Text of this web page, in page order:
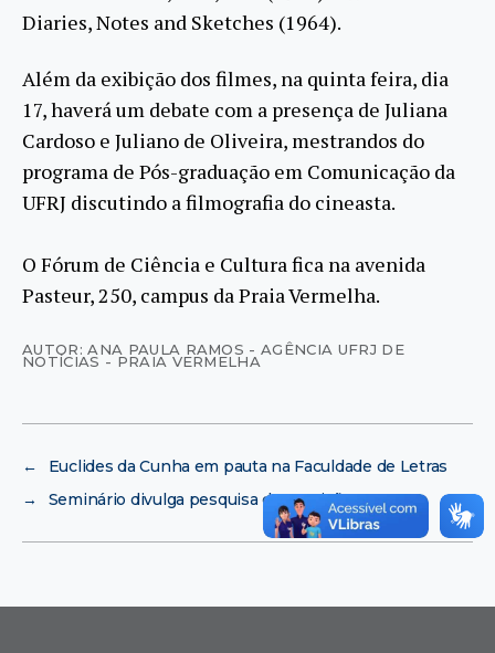
Diaries, Notes and Sketches (1964).
Além da exibição dos filmes, na quinta feira, dia
17, haverá um debate com a presença de Juliana
Cardoso e Juliano de Oliveira, mestrandos do
programa de Pós-graduação em Comunicação da
UFRJ discutindo a filmografia do cineasta.
O Fórum de Ciência e Cultura fica na avenida
Pasteur, 250, campus da Praia Vermelha.
AUTOR: ANA PAULA RAMOS - AGÊNCIA UFRJ DE
NOTÍCIAS - PRAIA VERMELHA
←
Euclides da Cunha em pauta na Faculdade de Letras
→
Seminário divulga pesquisa de Nutrição